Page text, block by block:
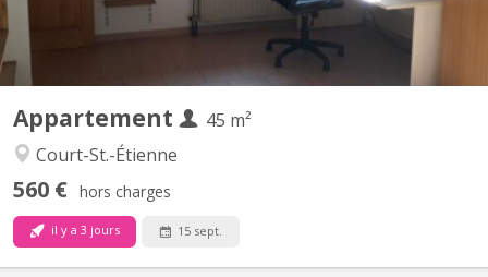
Appartement
45 m²
Court-St.-Étienne
560 € hors charges
il y a 3 jours 15 sept.